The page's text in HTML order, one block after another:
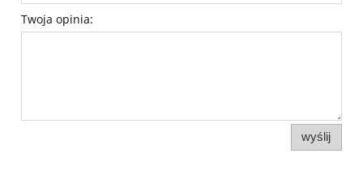
Twoja opinia:
wyślij